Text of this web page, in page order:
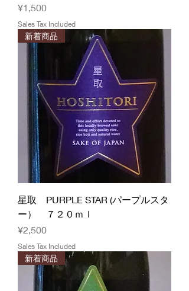
Price
¥1,500
Sales Tax Included
新着商品
星取 PURPLE STAR (パープルスタ
ー） ７２０ｍｌ
Price
¥2,500
Sales Tax Included
新着商品